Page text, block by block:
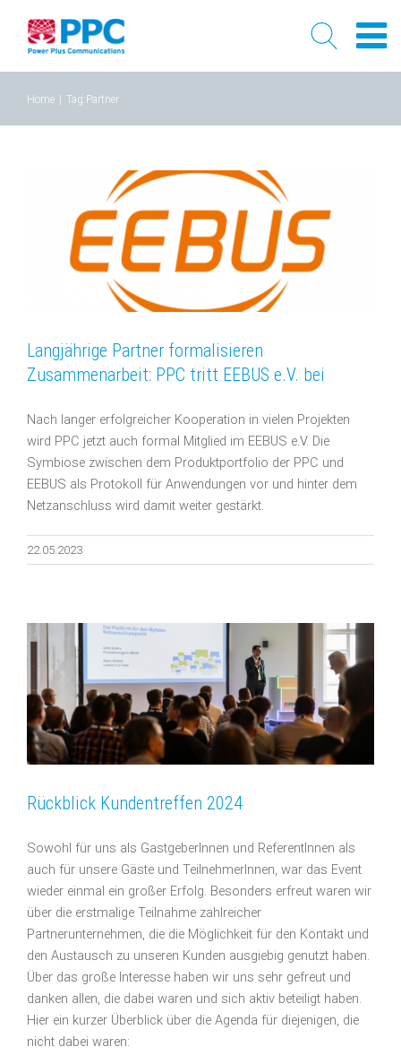
content
Home Tag: Partner
Langjährige Partner formalisieren
Zusammenarbeit: PPC tritt EEBUS e.V. bei
Nach langer erfolgreicher Kooperation in vielen Projekten
wird PPC jetzt auch formal Mitglied im EEBUS e.V. Die
Symbiose zwischen dem Produktportfolio der PPC und
EEBUS als Protokoll für Anwendungen vor und hinter dem
Netzanschluss wird damit weiter gestärkt.
22.05.2023
Rückblick Kundentreffen 2024
Sowohl für uns als GastgeberInnen und ReferentInnen als
auch für unsere Gäste und TeilnehmerInnen, war das Event
wieder einmal ein großer Erfolg. Besonders erfreut waren wir
über die erstmalige Teilnahme zahlreicher
Partnerunternehmen, die die Möglichkeit für den Kontakt und
den Austausch zu unseren Kunden ausgiebig genutzt haben.
Über das große Interesse haben wir uns sehr gefreut und
danken allen, die dabei waren und sich aktiv beteiligt haben.
Hier ein kurzer Überblick über die Agenda für diejenigen, die
nicht dabei waren: